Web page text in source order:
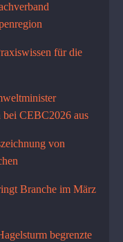
für die
CEBC2026 aus
von
Branche im März
begrenzte